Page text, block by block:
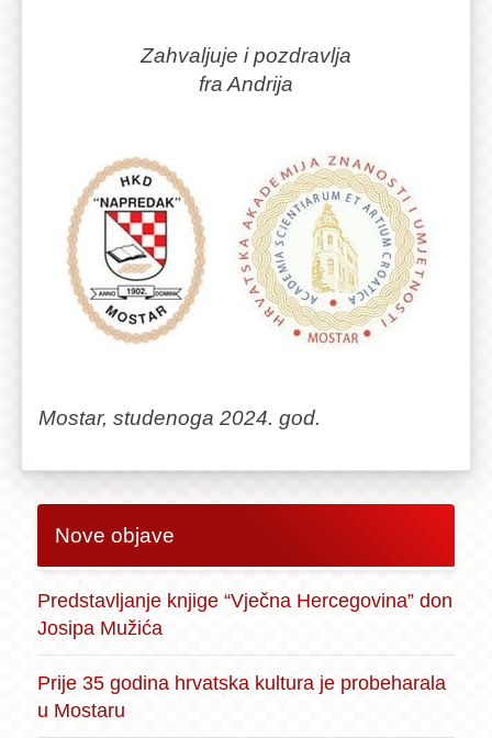
Zahvaljuje i pozdravlja
fra Andrija
Mostar, studenoga 2024. god.
Nove objave
Predstavljanje knjige “Vječna Hercegovina” don
Josipa Mužića
Prije 35 godina hrvatska kultura je probeharala
u Mostaru